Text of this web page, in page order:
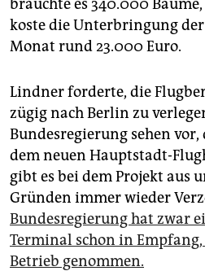
bräuchte es 340.000
koste die Unterbringung
Monat rund 23.000 Euro.
Lindner forderte, die
zügig nach Berlin zu
Bundesregierung sehen vor,
dem neuen Hauptstadt-
gibt es bei dem Projekt aus
Gründen immer wieder
Bundesregierung hat zwar
Terminal schon in
Betrieb genommen.